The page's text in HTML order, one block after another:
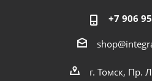
+7 906
г. Томск, Пр.